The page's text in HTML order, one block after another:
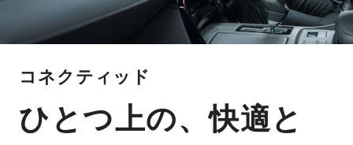
コネクティッド
ひとつ上の、快適と